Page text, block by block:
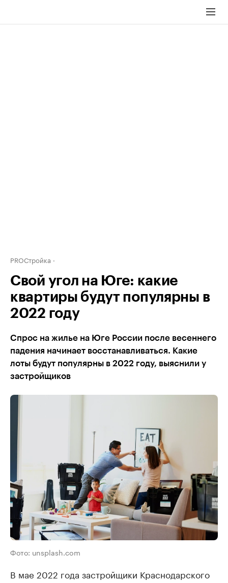
PROСтройка
Свой угол на Юге: какие
квартиры будут популярны в
2022 году
Cпрос на жилье на Юге России после весеннего
падения начинает восстанавливаться. Какие
лоты будут популярны в 2022 году, выяснили у
застройщиков
Фото: unsplash.com
В мае 2022 года застройщики Краснодарского